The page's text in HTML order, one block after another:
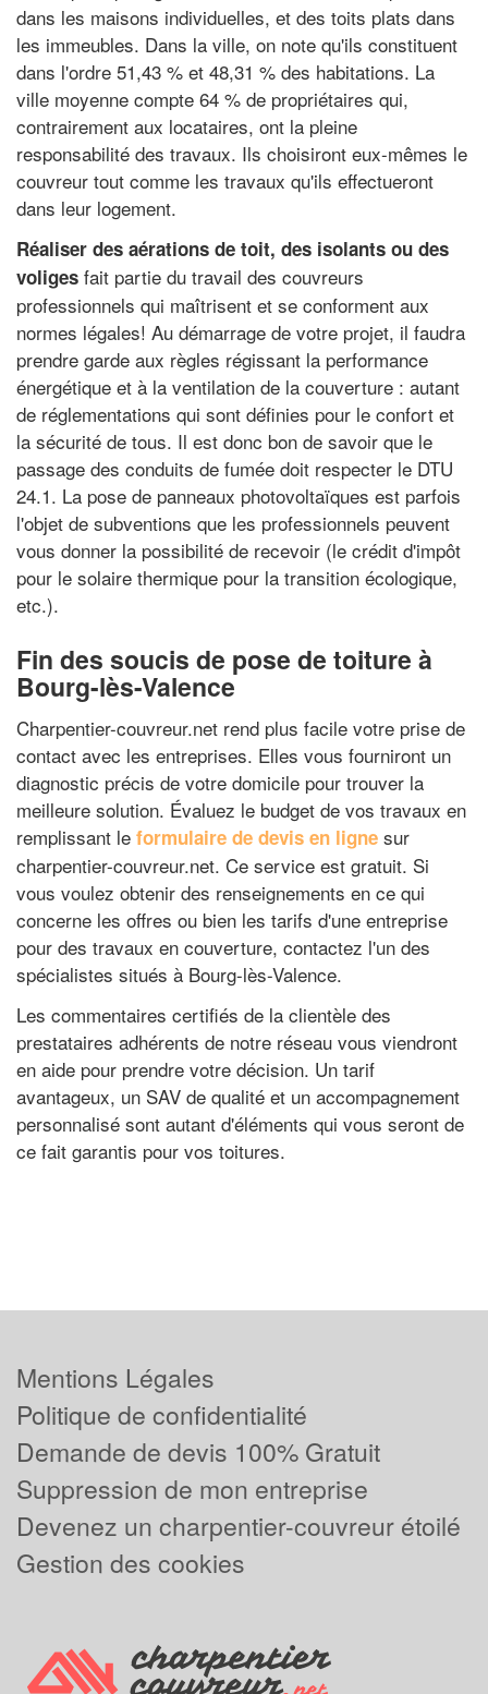
dans les maisons individuelles, et des toits plats dans
les immeubles. Dans la ville, on note qu'ils constituent
dans l'ordre 51,43 % et 48,31 % des habitations. La
ville moyenne compte 64 % de propriétaires qui,
contrairement aux locataires, ont la pleine
responsabilité des travaux. Ils choisiront eux-mêmes le
couvreur tout comme les travaux qu'ils effectueront
dans leur logement.
Réaliser des aérations de toit, des isolants ou des
voliges fait partie du travail des couvreurs
professionnels qui maîtrisent et se conforment aux
normes légales! Au démarrage de votre projet, il faudra
prendre garde aux règles régissant la performance
énergétique et à la ventilation de la couverture : autant
de réglementations qui sont définies pour le confort et
la sécurité de tous. Il est donc bon de savoir que le
passage des conduits de fumée doit respecter le DTU
24.1. La pose de panneaux photovoltaïques est parfois
l'objet de subventions que les professionnels peuvent
vous donner la possibilité de recevoir (le crédit d'impôt
pour le solaire thermique pour la transition écologique,
etc.).
Fin des soucis de pose de toiture à
Bourg-lès-Valence
Charpentier-couvreur.net rend plus facile votre prise de
contact avec les entreprises. Elles vous fourniront un
diagnostic précis de votre domicile pour trouver la
meilleure solution. Évaluez le budget de vos travaux en
remplissant le formulaire de devis en ligne sur
charpentier-couvreur.net. Ce service est gratuit. Si
vous voulez obtenir des renseignements en ce qui
concerne les offres ou bien les tarifs d'une entreprise
pour des travaux en couverture, contactez l'un des
spécialistes situés à Bourg-lès-Valence.
Les commentaires certifiés de la clientèle des
prestataires adhérents de notre réseau vous viendront
en aide pour prendre votre décision. Un tarif
avantageux, un SAV de qualité et un accompagnement
personnalisé sont autant d'éléments qui vous seront de
ce fait garantis pour vos toitures.
Mentions Légales
Politique de confidentialité
Demande de devis 100% Gratuit
Suppression de mon entreprise
Devenez un charpentier-couvreur étoilé
Gestion des cookies